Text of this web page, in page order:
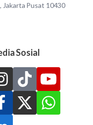
Jakarta Pusat 10430
Sosial